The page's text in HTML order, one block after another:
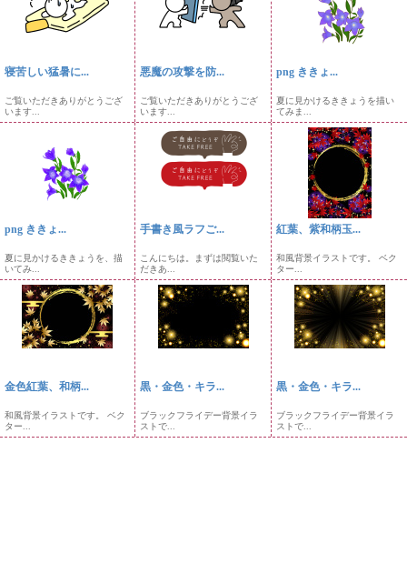
寝苦しい猛暑に...
ご覧いただきありがとうござ
います...
悪魔の攻撃を防...
ご覧いただきありがとうござ
います...
png ききょ...
夏に見かけるききょうを描い
てみま...
png ききょ...
夏に見かけるききょうを、描
いてみ...
手書き風ラフご...
こんにちは。まずは閲覧いた
だきあ...
紅葉、紫和柄玉...
和風背景イラストです。 ベク
ター...
金色紅葉、和柄...
和風背景イラストです。 ベク
ター...
黒・金色・キラ...
ブラックフライデー背景イラ
ストで...
黒・金色・キラ...
ブラックフライデー背景イラ
ストで...